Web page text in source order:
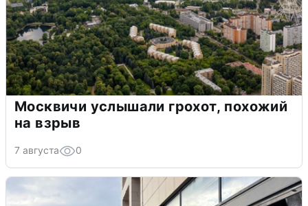
Москвичи услышали грохот, похожий
на взрыв
7 августа 0